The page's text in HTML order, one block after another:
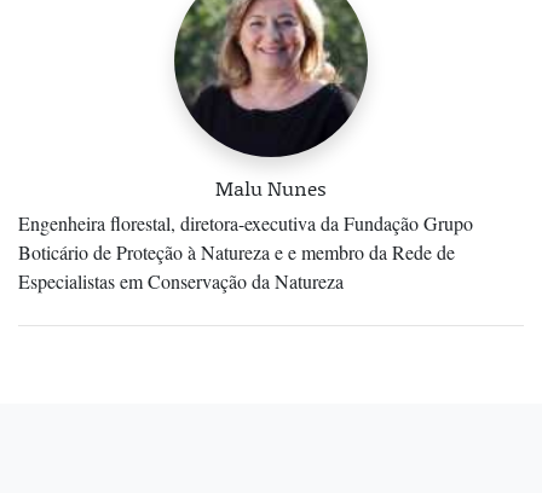
Malu Nunes
Engenheira florestal, diretora-executiva da Fundação Grupo
Boticário de Proteção à Natureza e e membro da Rede de
Especialistas em Conservação da Natureza